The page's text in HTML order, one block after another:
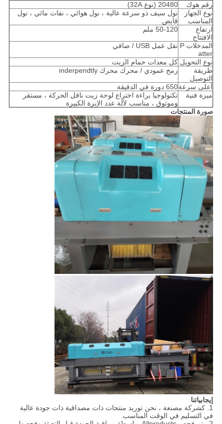
رقم هوك
20480 (نوع 32A)
نوع الجهاز
المناسب
نول سيف ذو سرعة عالية ، نول هوائي ، نفاث مائي ، نول
قابض
ارتفاع
الافتتاح
50-120 ملم
المدخلات P
atter
نقل عمل USB / صافي
نوع التحويل كل معدات حمام الزيت
طريقة
التوصيل
رمح عمودي / محرك محرك inderpendtly
أعلى سرعة650 دورة في الدقيقة
ميزة فنية
تكنولوجيا براءة اختراع لوحة زيت ناقل الحركة ، مستقر
وموثوق ، مناسب لآلة عدد الإبرة الكبيرة
صورة المنتجات
إيجابياتنا
1. كشركة مصنعة ، نحن توريد منتجات ذات مصداقية ذات جودة عالية
في التسليم في الوقت المناسب.